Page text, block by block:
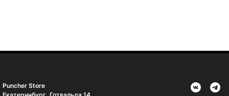
Puncher Store